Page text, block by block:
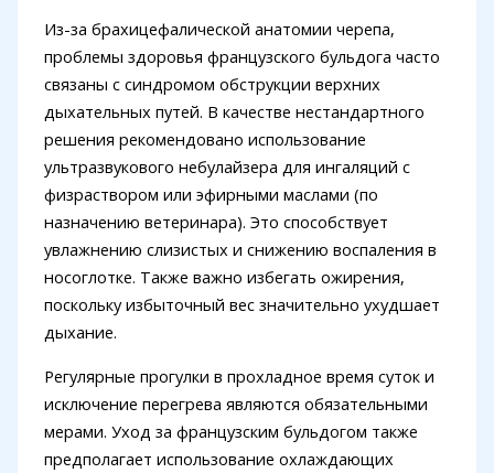
Из-за брахицефалической анатомии черепа,
проблемы здоровья французского бульдога часто
связаны с синдромом обструкции верхних
дыхательных путей. В качестве нестандартного
решения рекомендовано использование
ультразвукового небулайзера для ингаляций с
физраствором или эфирными маслами (по
назначению ветеринара). Это способствует
увлажнению слизистых и снижению воспаления в
носоглотке. Также важно избегать ожирения,
поскольку избыточный вес значительно ухудшает
дыхание.
Регулярные прогулки в прохладное время суток и
исключение перегрева являются обязательными
мерами. Уход за французским бульдогом также
предполагает использование охлаждающих